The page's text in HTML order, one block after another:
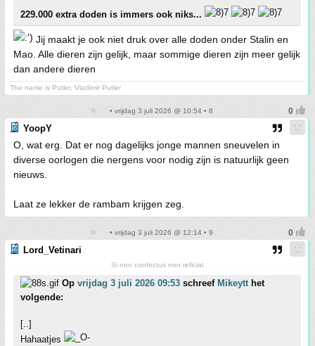
229.000 extra doden is immers ook niks...
Jij maakt je ook niet druk over alle doden onder Stalin en
Mao. Alle dieren zijn gelijk, maar sommige dieren zijn meer gelijk
dan andere dieren
The name is Putler, Vladimir Putler
• vrijdag 3 juli 2026 @ 10:54 • 8
YoopY
O, wat erg. Dat er nog dagelijks jonge mannen sneuvelen in
diverse oorlogen die nergens voor nodig zijn is natuurlijk geen
nieuws.
Laat ze lekker de rambam krijgen zeg.
• vrijdag 3 juli 2026 @ 12:14 • 9
Lord_Vetinari
Si non confectus non reficiat
Op vrijdag 3 juli 2026 09:53 schreef Mikeytthet
volgende:
[..]
Hahaatjes